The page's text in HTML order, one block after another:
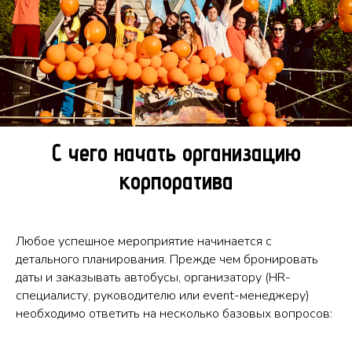
С чего начать организацию
корпоратива
Любое успешное мероприятие начинается с
детального планирования. Прежде чем бронировать
даты и заказывать автобусы, организатору (HR-
специалисту, руководителю или event-менеджеру)
необходимо ответить на несколько базовых вопросов: